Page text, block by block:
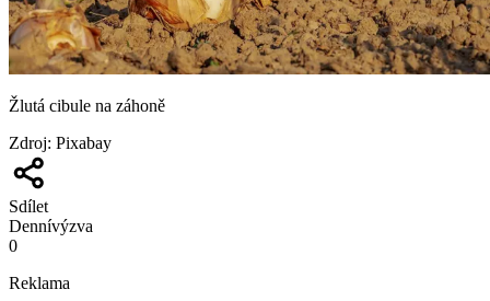
Žlutá cibule na záhoně
Zdroj: Pixabay
Sdílet
Dennívýzva
0
Reklama